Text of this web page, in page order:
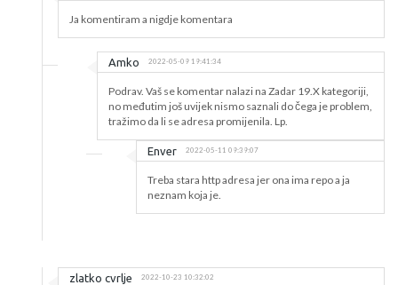
Ja komentiram a nigdje komentara
Amko 2022-05-09 19:41:34
Podrav. Vaš se komentar nalazi na Zadar 19.X kategoriji,
no međutim još uvijek nismo saznali do čega je problem,
tražimo da li se adresa promijenila. Lp.
Enver 2022-05-11 09:39:07
Treba stara http adresa jer ona ima repo a ja
neznam koja je.
zlatko cvrlje 2022-10-23 10:32:02